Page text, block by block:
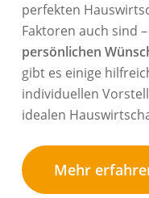
perfekten
Faktoren auch sind
persönlichen
gibt es einige
individuellen
idealen
Mehr